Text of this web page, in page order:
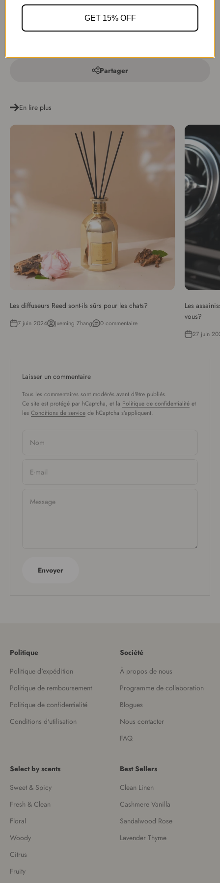
Rappelez-vous, quand il s'agit d'animaux de compagnie et de
produits parfumés pour la maison, il est toujours préférable de faire
preuve de prudence pour protéger vos animaux bien-aimés contre
Partager
En lire plus
Les diffuseurs Reed sont-ils sûrs pour les chats?
7 juin 2024 Jueming Zhang 0 commentaire
Les
vous?
27 juin
Laisser un commentaire
Tous les commentaires sont modérés avant d'être publiés.
Ce site est protégé par hCaptcha, et la Politique de confidentialité et
les Conditions de service de hCaptcha s’appliquent.
Nom
E-mail
Message
Envoyer
Politique
Politique d'expédition
Politique de remboursement
Politique de confidentialité
Conditions d'utilisation
Société
À propos de nous
Programme de collaboration
Blogues
Nous contacter
FAQ
Select by scents
Sweet & Spicy
Fresh & Clean
Floral
Woody
Citrus
Fruity
Best Sellers
Clean Linen
Cashmere Vanilla
Sandalwood Rose
Lavender Thyme
GET 15% OFF